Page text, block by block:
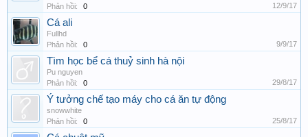
Phản hồi:
0 12/9/17
Cá ali
Fullhd
Phản hồi:
0 9/9/17
Tìm học bể cá thuỷ sinh hà nội
Pu nguyen
Phản hồi:
0 29/8/17
Ý tưởng chế tạo máy cho cá ăn tự động
snowwhite
Phản hồi:
0 25/8/17